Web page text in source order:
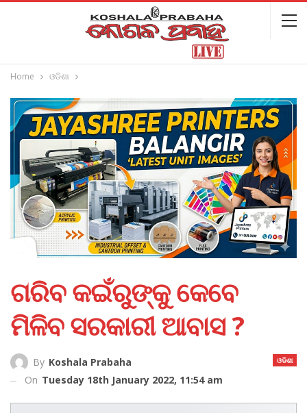
Home ଓଡିଶା
ଗରିବ କଇଁରୁଙ୍କୁ କେବେ
ମିଳିବ ସରକାରୀ ଆବାସ ?
ଓଡିଶା
By Koshala Prabaha
On Tuesday 18th January 2022, 11:54 am